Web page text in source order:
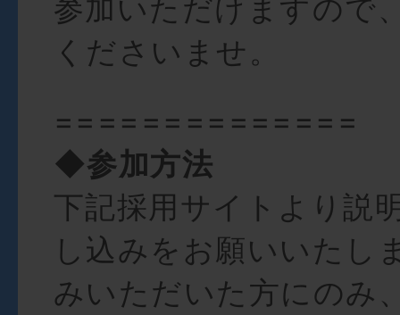
参加いただけますので
くださいませ。
==============
◆参加方法
下記採用サイトより説
し込みをお願いいたし
みいただいた方にのみ